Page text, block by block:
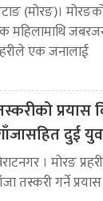
(मोरङ)।
महिलामाथि
एक जनालाई
दुई
। मोरङ
तस्करी गर्ने